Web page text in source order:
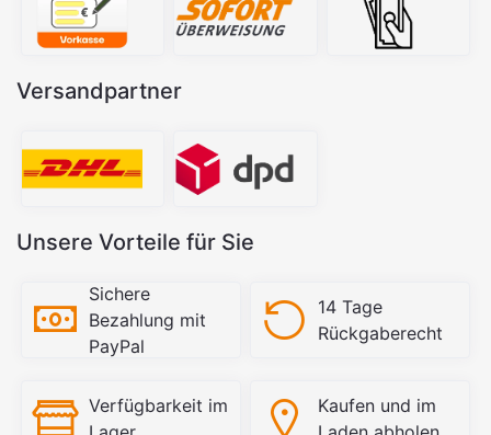
Versandpartner
Unsere Vorteile für Sie
Sichere
Bezahlung mit
PayPal
14 Tage
Rückgaberecht
Verfügbarkeit im
Kaufen und im